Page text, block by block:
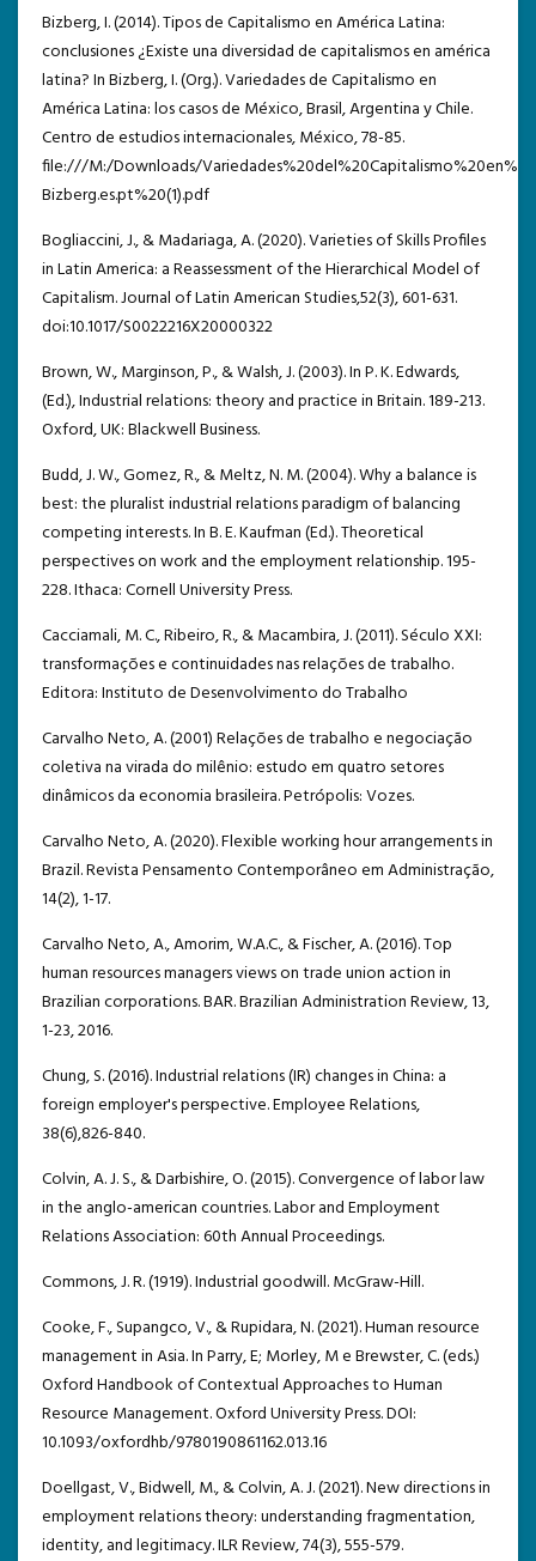
Bizberg, I. (2014). Tipos de Capitalismo en América Latina:
conclusiones ¿Existe una diversidad de capitalismos en américa
latina? In Bizberg, I. (Org.). Variedades de Capitalismo en
América Latina: los casos de México, Brasil, Argentina y Chile.
Centro de estudios internacionales, México, 78-85.
file:///M:/Downloads/
Bizberg.es.pt%20(1).pdf
Bogliaccini, J., & Madariaga, A. (2020). Varieties of Skills Profiles
in Latin America: a Reassessment of the Hierarchical Model of
Capitalism. Journal of Latin American Studies,52(3), 601-631.
doi:10.1017/S0022216X20000322
Brown, W., Marginson, P., & Walsh, J. (2003). In P. K. Edwards,
(Ed.), Industrial relations: theory and practice in Britain. 189-213.
Oxford, UK: Blackwell Business.
Budd, J. W., Gomez, R., & Meltz, N. M. (2004). Why a balance is
best: the pluralist industrial relations paradigm of balancing
competing interests. In B. E. Kaufman (Ed.). Theoretical
perspectives on work and the employment relationship. 195-
228. Ithaca: Cornell University Press.
Cacciamali, M. C., Ribeiro, R., & Macambira, J. (2011). Século XXI:
transformações e continuidades nas relações de trabalho.
Editora: Instituto de Desenvolvimento do Trabalho
Carvalho Neto, A. (2001) Relações de trabalho e negociação
coletiva na virada do milênio: estudo em quatro setores
dinâmicos da economia brasileira. Petrópolis: Vozes.
Carvalho Neto, A. (2020). Flexible working hour arrangements in
Brazil. Revista Pensamento Contemporâneo em Administração,
14(2), 1-17.
Carvalho Neto, A., Amorim, W.A.C., & Fischer, A. (2016). Top
human resources managers views on trade union action in
Brazilian corporations. BAR. Brazilian Administration Review, 13,
1-23, 2016.
Chung, S. (2016). Industrial relations (IR) changes in China: a
foreign employer's perspective. Employee Relations,
38(6),826-840.
Colvin, A. J. S., & Darbishire, O. (2015). Convergence of labor law
in the anglo-american countries. Labor and Employment
Relations Association: 60th Annual Proceedings.
Commons, J. R. (1919). Industrial goodwill. McGraw-Hill.
Cooke, F., Supangco, V., & Rupidara, N. (2021). Human resource
management in Asia. In Parry, E; Morley, M e Brewster, C. (eds.)
Oxford Handbook of Contextual Approaches to Human
Resource Management. Oxford University Press. DOI:
10.1093/oxfordhb/9780190861162.013.16
Doellgast, V., Bidwell, M., & Colvin, A. J. (2021). New directions in
employment relations theory: understanding fragmentation,
identity, and legitimacy. ILR Review, 74(3), 555-579.